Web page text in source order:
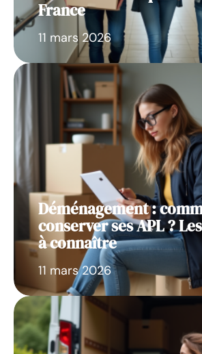
France
11 mars 2026
Déménagement :
conserver ses APL ?
à connaître
11 mars 2026